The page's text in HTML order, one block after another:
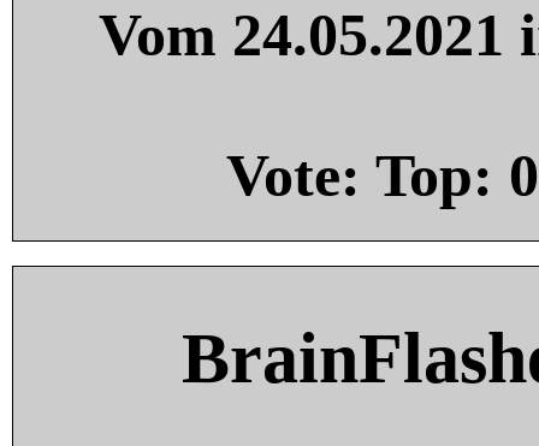
Vom
Vote: Top: 0